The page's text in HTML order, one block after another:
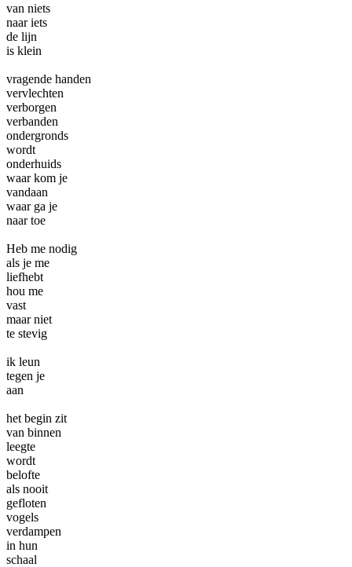
van niets
naar iets
de lijn
is klein
vragende handen
vervlechten
verborgen
verbanden
ondergronds
wordt
onderhuids
waar kom je
vandaan
waar ga je
naar toe
Heb me nodig
als je me
liefhebt
hou me
vast
maar niet
te stevig
ik leun
tegen je
aan
het begin zit
van binnen
leegte
wordt
belofte
als nooit
gefloten
vogels
verdampen
in hun
schaal